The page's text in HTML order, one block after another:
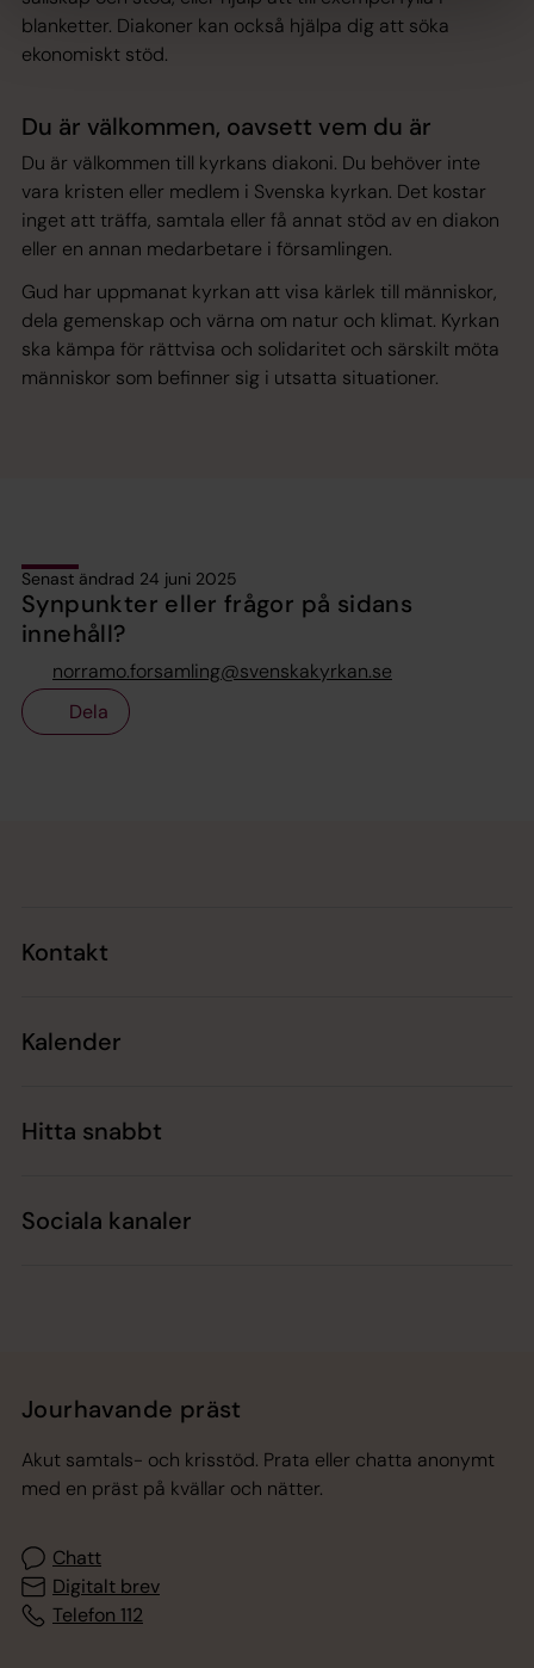
blanketter. Diakoner kan också hjälpa dig att söka
ekonomiskt stöd.
Du är välkommen, oavsett vem du är
Du är välkommen till kyrkans diakoni. Du behöver inte
vara kristen eller medlem i Svenska kyrkan. Det kostar
inget att träffa, samtala eller få annat stöd av en diakon
eller en annan medarbetare i församlingen.
Gud har uppmanat kyrkan att visa kärlek till människor,
dela gemenskap och värna om natur och klimat. Kyrkan
ska kämpa för rättvisa och solidaritet och särskilt möta
människor som befinner sig i utsatta situationer.
Senast ändrad 24 juni 2025
Synpunkter eller frågor på sidans
innehåll?
norramo.forsamling@svenskakyrkan.se
Dela
Kontakt
Kalender
Hitta snabbt
Sociala kanaler
Jourhavande präst
Akut samtals- och krisstöd. Prata eller chatta anonymt
med en präst på kvällar och nätter.
Chatt
Digitalt brev
Telefon 112